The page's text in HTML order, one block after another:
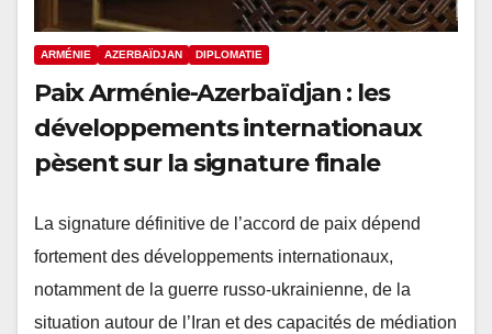
ARMÉNIE AZERBAÏDJAN DIPLOMATIE
Paix Arménie-Azerbaïdjan : les
développements internationaux
pèsent sur la signature finale
La signature définitive de l’accord de paix dépend
fortement des développements internationaux,
notamment de la guerre russo-ukrainienne, de la
situation autour de l’Iran et des capacités de médiation